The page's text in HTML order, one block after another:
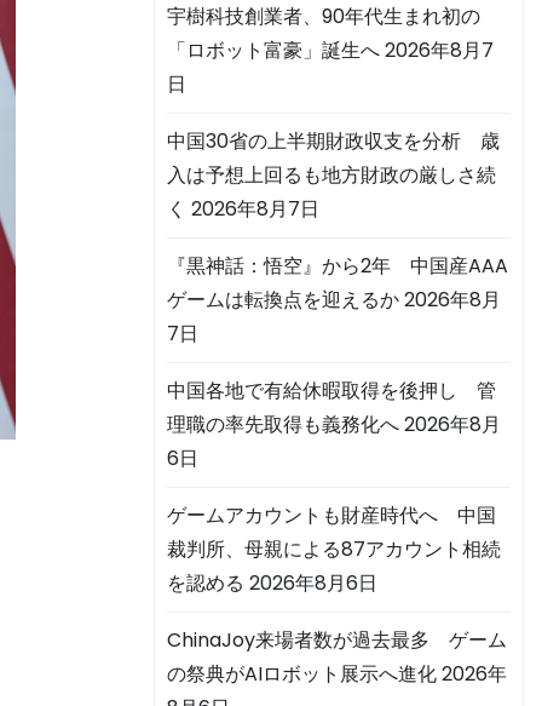
宇樹科技創業者、90年代生まれ初の
「ロボット富豪」誕生へ2026年8月7
日
中国30省の上半期財政収支を分析 歳
入は予想上回るも地方財政の厳しさ続
く 2026年8月7日
『黒神話：悟空』から2年 中国産AAA
ゲームは転換点を迎えるか2026年8月
7日
中国各地で有給休暇取得を後押し 管
理職の率先取得も義務化へ2026年8月
6日
ゲームアカウントも財産時代へ 中国
裁判所、母親による87アカウント相続
を認める 2026年8月6日
ChinaJoy来場者数が過去最多 ゲーム
の祭典がAIロボット展示へ進化2026年